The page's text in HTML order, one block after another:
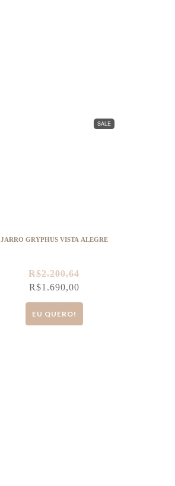
SALE
JARRO GRYPHUS VISTA ALEGRE
R$2.200,64
R$1.690,00
EU QUERO!